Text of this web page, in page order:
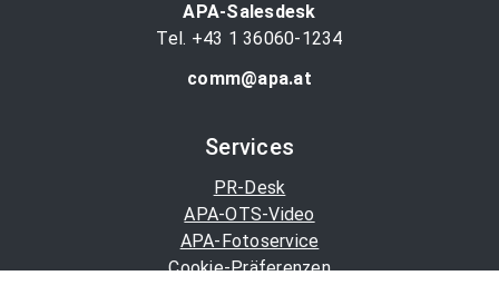
APA-Salesdesk
Tel. +43 1 36060-1234
comm@apa.at
Services
PR-Desk
APA-OTS-Video
APA-Fotoservice
Cookie-Präferenzen